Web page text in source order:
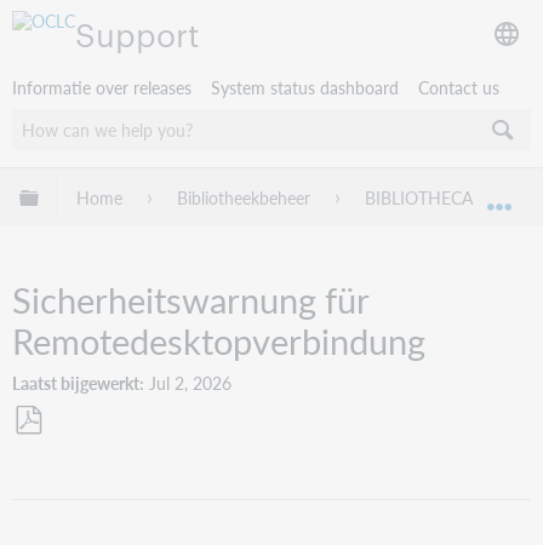
Support
Informatie over releases System status dashboard Contact us
Mondiale hiërarchie uitvouwen / samenvouwen
Home Bibliotheekbeheer BIBLIOTHECA
Sicherheitswarnung für
Remotedesktopverbindung
Laatst bijgewerkt Jul 2, 2026